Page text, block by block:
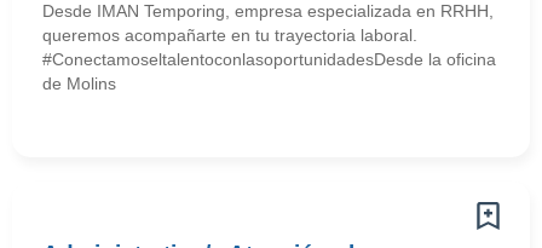
Desde IMAN Temporing, empresa especializada en RRHH,
queremos acompañarte en tu trayectoria laboral.
#ConectamoseltalentoconlasoportunidadesDesde la oficina
de Molins